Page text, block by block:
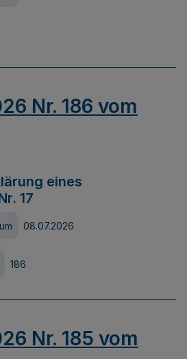
Nr. 186 vom
eines
17
08.07.2026
186
Nr. 185 vom